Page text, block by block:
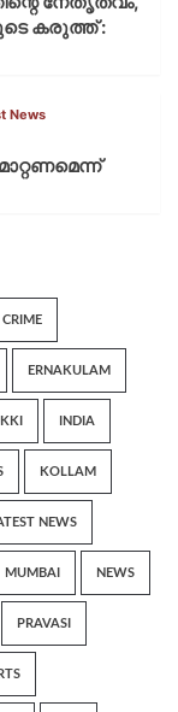
കരുത്ത് :
News
CRIME
ERNAKULAM
INDIA
KOLLAM
NEWS
MUMBAI NEWS
PRAVASI